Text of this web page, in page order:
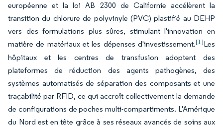
européenne et la loi AB 2300 de Californie accélèrent la
transition du chlorure de polyvinyle (PVC) plastifié au DEHP
vers des formulations plus sûres, stimulant l'innovation en
matière de matériaux et les dépenses d'investissement.[1]Les
hôpitaux et les centres de transfusion adoptent des
plateformes de réduction des agents pathogènes, des
systèmes automatisés de séparation des composants et une
traçabilité par RFID, ce qui accroît collectivement la demande
de configurations de poches multi-compartiments. L'Amérique
du Nord est en tête grâce à ses réseaux avancés de soins aux